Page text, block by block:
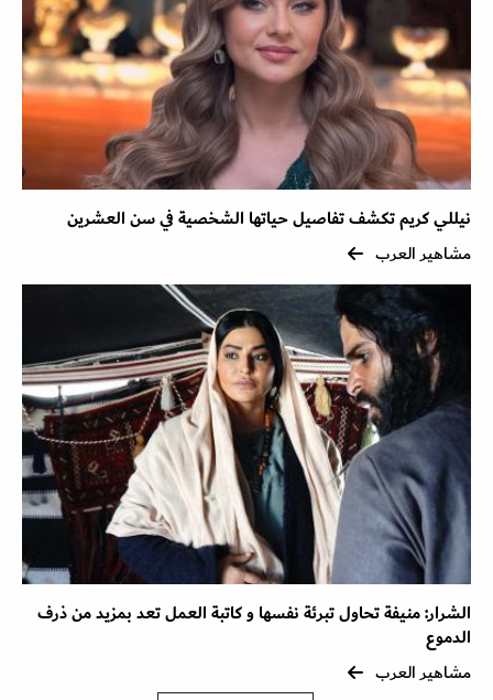
نيللي كريم تكشف تفاصيل حياتها الشخصية في سن العشرين
مشاهير العرب
الشرار: منيفة تحاول تبرئة نفسها و كاتبة العمل تعد بمزيد من ذرف
الدموع
مشاهير العرب